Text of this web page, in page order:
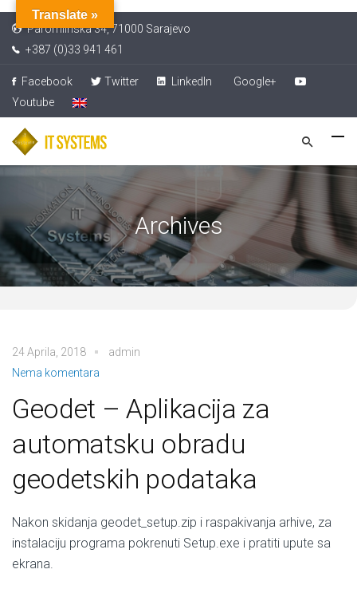
Paromlinska 34, 71000 Sarajevo
+387 (0)33 941 461
Facebook Twitter LinkedIn
Google+
Youtube
Archives
24 Aprila, 2018
admin
Nema komentara
Geodet – Aplikacija za
automatsku obradu
geodetskih podataka
Nakon skidanja geodet_setup.zip i raspakivanja arhive, za
instalaciju programa pokrenuti Setup.exe i pratiti upute sa
ekrana.
Translate »